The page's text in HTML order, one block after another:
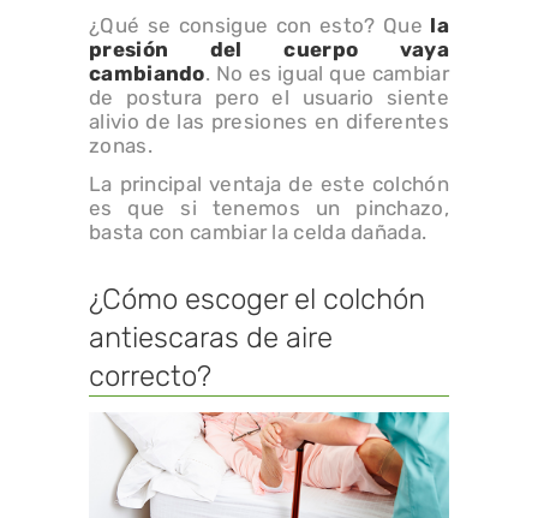
¿Qué se consigue con esto? Que la
presión del cuerpo vaya
cambiando. No es igual que cambiar
de postura pero el usuario siente
alivio de las presiones en diferentes
zonas.
La principal ventaja de este colchón
es que si tenemos un pinchazo,
basta con cambiar la celda dañada.
¿Cómo escoger el colchón
antiescaras de aire
correcto?